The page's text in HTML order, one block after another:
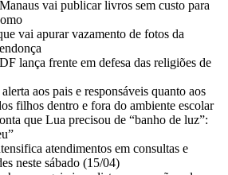
vai publicar livros sem custo para
vai apurar vazamento de fotos da
lança frente em defesa das religiões de
aos pais e responsáveis quanto aos
filhos dentro e fora do ambiente escolar
que Lua precisou de “banho de luz”:
atendimentos em consultas e
neste sábado (15/04)